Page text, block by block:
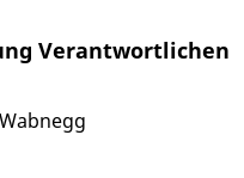
Verantwortlichen